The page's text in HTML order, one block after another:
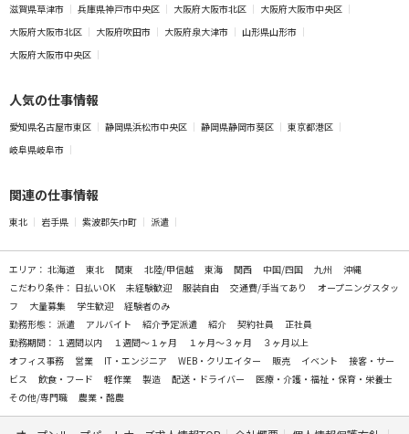
滋賀県草津市 兵庫県神戸市中央区 大阪府大阪市北区
大阪府大阪市中央区
大阪府大阪市北区
大阪府吹田市 大阪府泉大津市
山形県山形市
大阪府大阪市中央区
人気の仕事情報
愛知県名古屋市東区 静岡県浜松市中央区 静岡県静岡市葵区
東京都港区
岐阜県岐阜市
関連の仕事情報
東北 岩手県 紫波郡矢巾町 派遣
エリア： 北海道 東北 関東 北陸/甲信越 東海 関西 中国/四国 九州
沖縄
こだわり条件： 日払いOK 未経験歓迎 服装自由 交通費/手当てあり
オープニングスタッ
フ
大量募集 学生歓迎
経験者のみ
勤務形態： 派遣 アルバイト 紹介予定派遣 紹介 契約社員
正社員
勤務期間： １週間以内 １週間～１ヶ月 １ヶ月～３ヶ月
３ヶ月以上
オフィス事務
営業 IT・エンジニア WEB・クリエイター 販売 イベント
接客・サー
ビス
飲食・フード 軽作業 製造 配送・ドライバー
医療・介護・福祉・保育・栄養士
その他/専門職
農業・酪農